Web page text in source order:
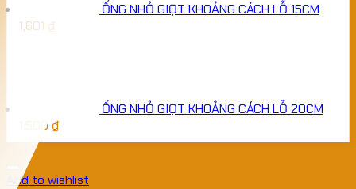
ỐNG NHỎ GIỌT KHOẢNG CÁCH LỖ 15CM
1,601 ₫
ỐNG NHỎ GIỌT KHOẢNG CÁCH LỖ 20CM
1,500 ₫
Add to wishlist